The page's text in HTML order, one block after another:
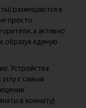
размещаются в
просто
а активно
образуя единую
Устройства
с самым
в комнату)